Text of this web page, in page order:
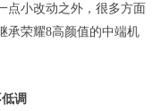
点小改动之外，很多方面
承荣耀8高颜值的中端机
调